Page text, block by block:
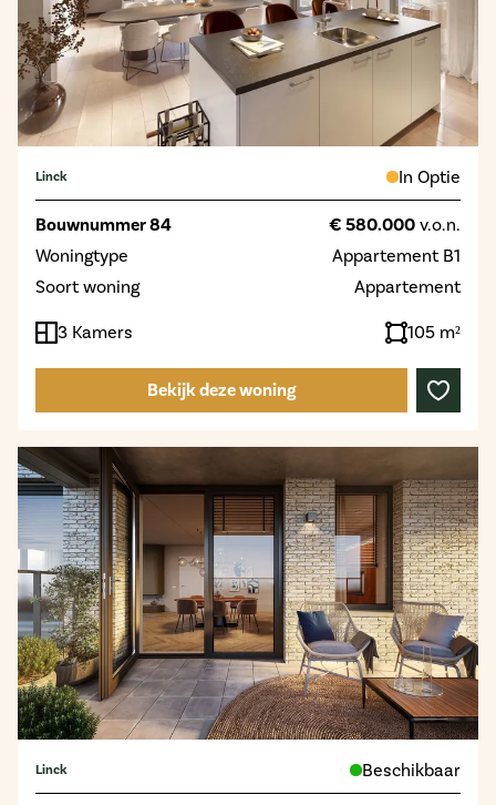
Linck In Optie
Bouwnummer 84 € 580.000 v.o.n.
Woningtype
Appartement B1
Soort woning
Appartement
3 Kamers 105 m²
Bekijk deze woning
Linck Beschikbaar